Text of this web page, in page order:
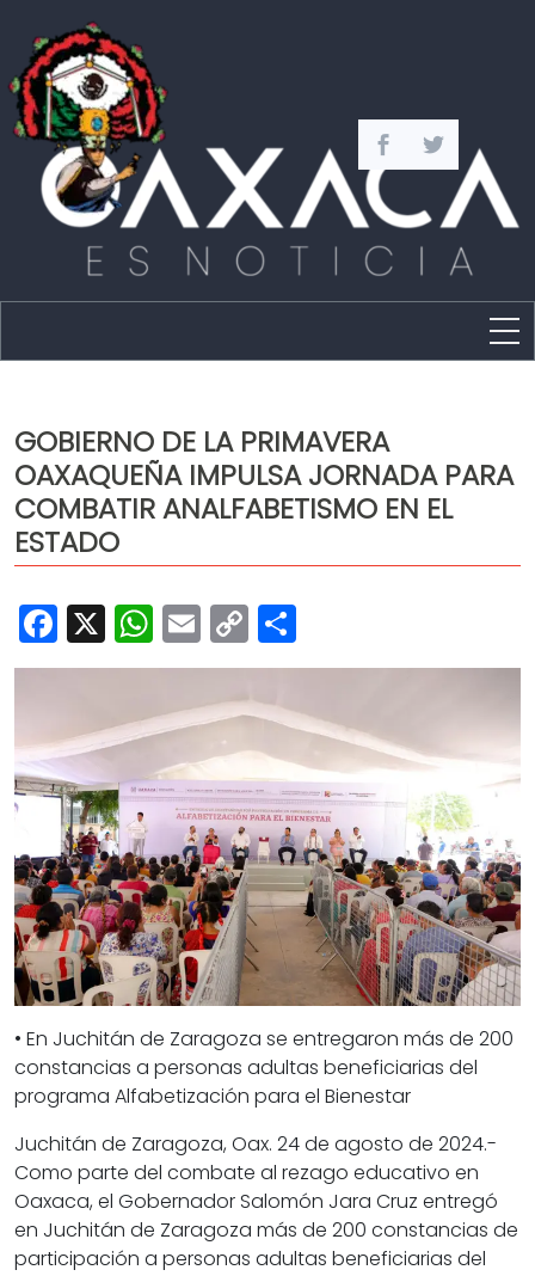
Capital
Policíaca
Cultura
Opinión
GOBIERNO DE LA PRIMAVERA
OAXAQUEÑA IMPULSA JORNADA PARA
COMBATIR ANALFABETISMO EN EL
ESTADO
Facebook
X WhatsApp
Email
Copy
Link
• En Juchitán de Zaragoza se entregaron más de 200
constancias a personas adultas beneficiarias del
programa Alfabetización para el Bienestar
Juchitán de Zaragoza, Oax. 24 de agosto de 2024.-
Como parte del combate al rezago educativo en
Oaxaca, el Gobernador Salomón Jara Cruz entregó
en Juchitán de Zaragoza más de 200 constancias de
participación a personas adultas beneficiarias del